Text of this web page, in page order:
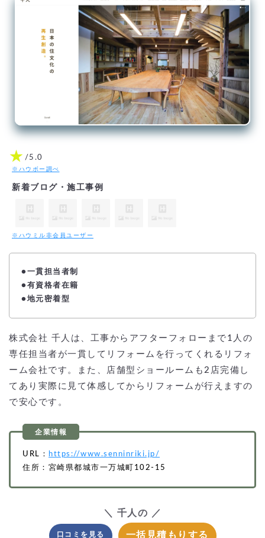
★ /5.0
※ハウボー調べ
新着ブログ・施工事例
※ハウミル非会員ユーザー
●一貫担当者制
● 有資格者在籍
●地元密着型
株式会社 千人は、工事からアフターフォローまで1人の
専任担当者が一貫してリフォームを行ってくれるリフォ
ーム会社です。また、店舗型ショールームも2店完備し
てあり実際に見て体感してからリフォームが行えますの
で安心です。
URL：
https://www.senninriki.jp/
住所：宮崎県都城市一万城町102-15
＼ 千人の ／
口コミを見る 一括見積もりする